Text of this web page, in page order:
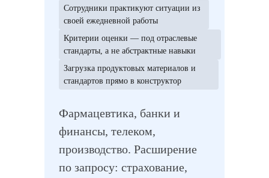
Сотрудники практикуют ситуации из
своей ежедневной работы
Критерии оценки — под отраслевые
стандарты, а не абстрактные навыки
Загрузка продуктовых материалов и
стандартов прямо в конструктор
Фармацевтика, банки и
финансы, телеком,
производство. Расширение
по запросу: страхование,